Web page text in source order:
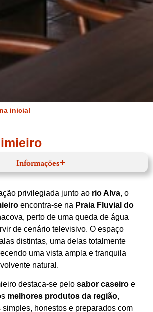
inicial
privilegiada junto ao rio Alva, o
encontra‑se na Praia Fluvial do
perto de uma queda de água
de cenário televisivo. O espaço
distintas, uma delas totalmente
uma vista ampla e tranquila
natural.
destaca‑se pelo sabor caseiro e
melhores produtos da região,
simples, honestos e preparados com
Informações
Vimieiro, São Pedro de Alva,
249
Ver no mapa